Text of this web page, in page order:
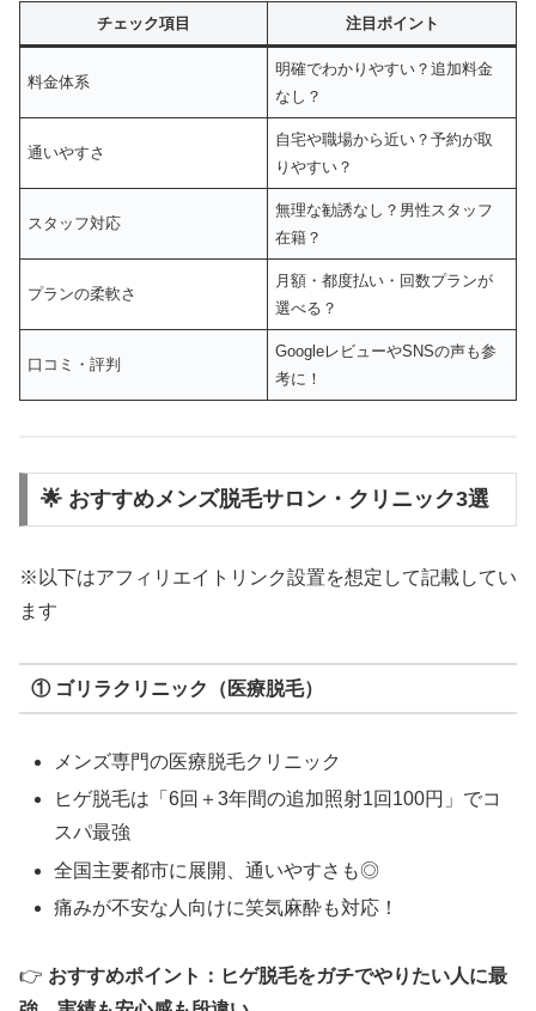
チェック項目 注目ポイント
料金体系
明確でわかりやすい？追加料金
なし？
通いやすさ
自宅や職場から近い？予約が取
りやすい？
スタッフ対応
無理な勧誘なし？男性スタッフ
在籍？
プランの柔軟さ
月額・都度払い・回数プランが
選べる？
口コミ・評判
GoogleレビューやSNSの声も参
考に！
🌟 おすすめメンズ脱毛サロン・クリニック3選
※以下はアフィリエイトリンク設置を想定して記載してい
ます
① ゴリラクリニック（医療脱毛）
メンズ専門の医療脱毛クリニック
ヒゲ脱毛は「6回＋3年間の追加照射1回100円」でコ
スパ最強
全国主要都市に展開、通いやすさも◎
痛みが不安な人向けに笑気麻酔も対応！
👉 おすすめポイント：ヒゲ脱毛をガチでやりたい人に最